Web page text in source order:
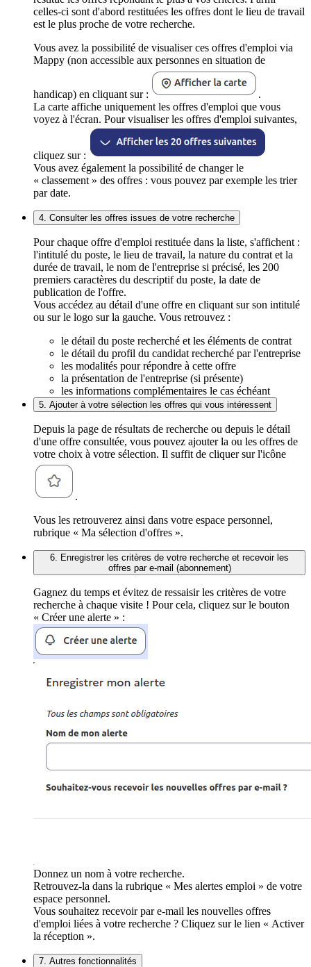
celles-ci sont d'abord restituées les offres dont le lieu de travail
est le plus proche de votre recherche.
Vous avez la possibilité de visualiser ces offres d'emploi via
Mappy (non accessible aux personnes en situation de
handicap) en cliquant sur :
.
La carte affiche uniquement les offres d'emploi que vous
voyez à l'écran. Pour visualiser les offres d'emploi suivantes,
cliquez sur :
Vous avez également la possibilité de changer le
« classement » des offres : vous pouvez par exemple les trier
par date.
4. Consulter les offres issues de votre recherche
Pour chaque offre d'emploi restituée dans la liste, s'affichent :
l'intitulé du poste, le lieu de travail, la nature du contrat et la
durée de travail, le nom de l'entreprise si précisé, les 200
premiers caractères du descriptif du poste, la date de
publication de l'offre.
Vous accédez au détail d'une offre en cliquant sur son intitulé
ou sur le logo sur la gauche. Vous retrouvez :
le détail du poste recherché et les éléments de contrat
le détail du profil du candidat recherché par l'entreprise
les modalités pour répondre à cette offre
la présentation de l'entreprise (si présente)
les informations complémentaires le cas échéant
5. Ajouter à votre sélection les offres qui vous intéressent
Depuis la page de résultats de recherche ou depuis le détail
d'une offre consultée, vous pouvez ajouter la ou les offres de
votre choix à votre sélection. Il suffit de cliquer sur l'icône
.
Vous les retrouverez ainsi dans votre espace personnel,
rubrique « Ma sélection d'offres ».
6. Enregistrer les critères de votre recherche et recevoir les
offres par e-mail (abonnement)
Gagnez du temps et évitez de ressaisir les critères de votre
recherche à chaque visite ! Pour cela, cliquez sur le bouton
« Créer une alerte » :
Donnez un nom à votre recherche.
Retrouvez-la dans la rubrique « Mes alertes emploi » de votre
espace personnel.
Vous souhaitez recevoir par e-mail les nouvelles offres
d'emploi liées à votre recherche ? Cliquez sur le lien « Activer
la réception ».
7. Autres fonctionnalités